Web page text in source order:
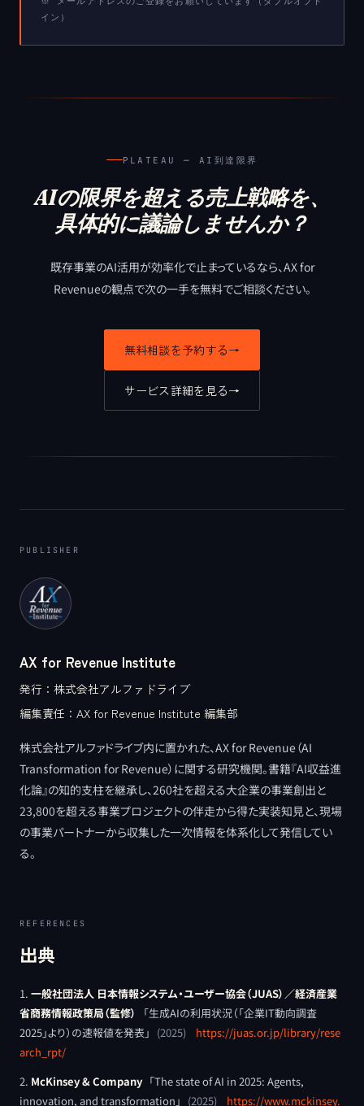
イン）
PLATEAU ─ AI到達限界
AIの限界を超える売上戦略を、
具体的に議論しませんか？
既存事業のAI活用が効率化で止まっているなら、AX for
Revenueの観点で次の一手を無料でご相談ください。
無料相談を予約する→
サービス詳細を見る→
PUBLISHER
AX for Revenue Institute
発行： 株式会社アルファドライブ
編集責任： AX for Revenue Institute 編集部
株式会社アルファドライブ内に置かれた、AX for Revenue（AI
Transformation for Revenue）に関する研究機関。書籍『AI収益進
化論』の知的支柱を継承し、260社を超える大企業の事業創出と
23,800を超える事業プロジェクトの伴走から得た実装知見と、現場
の事業パートナーから収集した一次情報を体系化して発信してい
る。
REFERENCES
出典
一般社団法人 日本情報システム・ユーザー協会（JUAS）／経済産業
省商務情報政策局（監修）
「生成AIの利用状況（「企業IT動向調査
2025」より）の速報値を発表」 (2025)
https://juas.or.jp/library/rese
arch_rpt/
McKinsey & Company 「The state of AI in 2025: Agents,
innovation, and transformation 」 (2025) https://www.mckinsey.